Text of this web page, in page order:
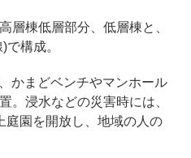
層棟低層部分、低層棟と、
構成。
かまどベンチやマンホール
。浸水などの災害時には、
庭園を開放し、地域の人の